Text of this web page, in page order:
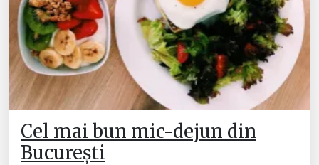
Cel mai bun mic-dejun din
București